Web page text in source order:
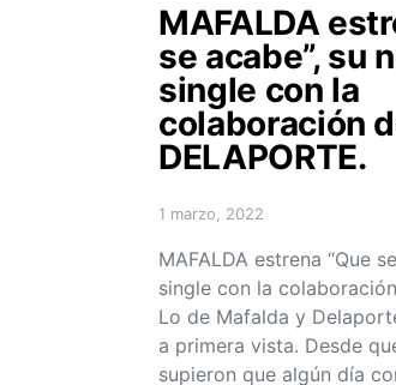
MAFALDA
se acabe”, su
single con la
colaboración
DELAPORTE.
Posted on
1 marzo, 2022
MAFALDA estrena “Que
single con la
Lo de Mafalda y
a primera vista. Desde
supieron que algún día